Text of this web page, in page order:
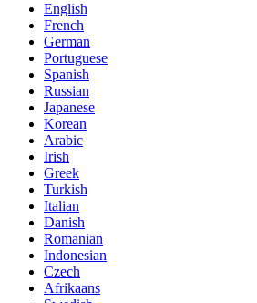
English
French
German
Portuguese
Spanish
Russian
Japanese
Korean
Arabic
Irish
Greek
Turkish
Italian
Danish
Romanian
Indonesian
Czech
Afrikaans